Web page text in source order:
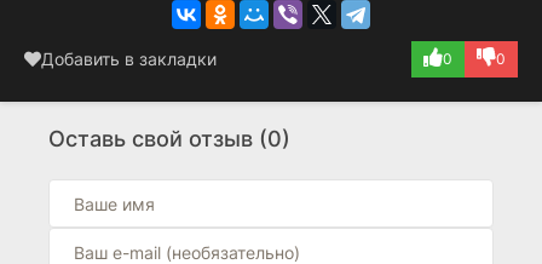
Добавить в закладки 0 0
Оставь свой отзыв (0)